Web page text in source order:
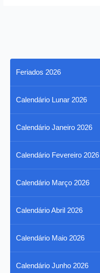
Feriados 2026
Calendário Lunar 2026
Calendário Janeiro 2026
Calendário Fevereiro 2026
Calendário Março 2026
Calendário Abril 2026
Calendário Maio 2026
Calendário Junho 2026